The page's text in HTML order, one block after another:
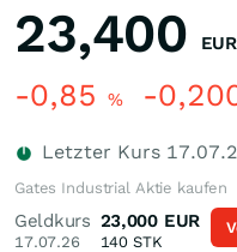
23,400 EUR
-0,85 % -
Letzter Kurs
Gates Industrial Aktie kaufen
Geldkurs
17.07.26
23,000 EUR
140 STK